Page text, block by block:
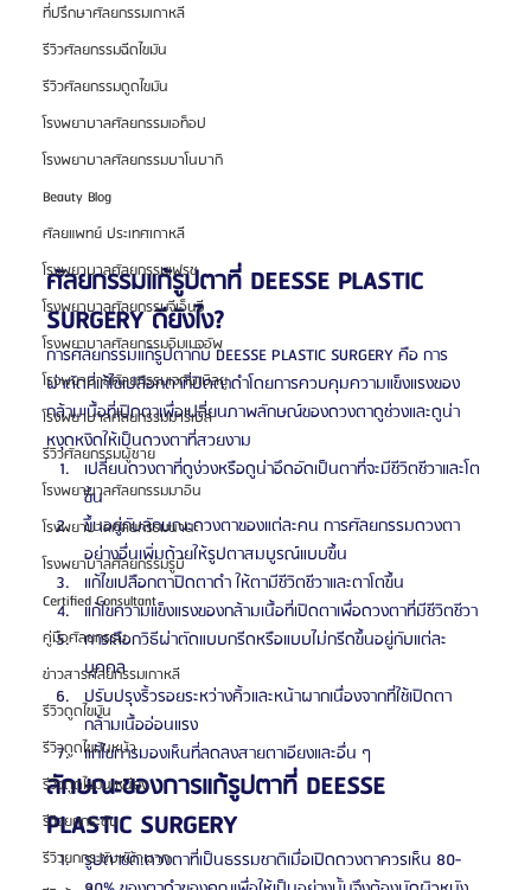
ที่ปรึกษาศัลยกรรมเกาหลี
รีวิวศัลยกรรมฉีดไขมัน
รีวิวศัลยกรรมดูดไขมัน
โรงพยาบาลศัลยกรรมเอท็อป
โรงพยาบาลศัลยกรรมบาโนบากิ
Beauty Blog
ศัลยแพทย์ ประเทศเกาหลี
โรงพยาบาลศัลยกรรมเฟรช
โรงพยาบาลศัลยกรรมจีเอ็นจี
โรงพยาบาลศัลยกรรมอิมเมจอัพ
โรงพยาบาลศัลยกรรมเจดับเบิลยู
โรงพยาบาลศัลยกรรมมาร์เบิ้ล
รีวิวศัลยกรรมผู้ชาย
โรงพยาบาลศัลยกรรมมาอิน
โรงพยาบาลศัลยกรรมนานะ
โรงพยาบาลศัลยกรรมรูบี
Certified Consultant
คู่มือศัลยกรรม
ข่าวสารศัลยกรรมเกาหลี
รีวิวดูดไขมัน
รีวิวดูดไขมันหน้า
รีวิวดูดไขมันเหนียง
รีวิวยกกระชับ
รีวิวยกกระชับหน้าผาก
ศัลยกรรมแก้รูปตาที่ DEESSE PLASTIC
SURGERY ดียังไง?
การศัลยกรรมแก้รูปตากับ DEESSE PLASTIC SURGERY คือ การ
ผ่าตัดที่เก้ไขเปลือกตาที่ปิดตาดำโดยการควบคุมความแข็งแรงของ
กล้ามเนื้อที่เปิดตาเพื่อเปลี่ยนภาพลักษณ์ของดวงตาดูช่วงและดูน่า
หงุดหงิดให้เป็นดวงตาที่สวยงาม
เปลี่ยนดวงตาที่ดูง่วงหรือดูน่าอึดอัดเป็นตาที่จะมีชีวิตชีวาและโต
ขึ้น
ขึ้นอยู่กับลักษณะดวงตาของแต่ละคน การศัลยกรรมดวงตา
อย่างอื่นเพิ่มด้วยให้รูปตาสมบูรณ์แบบขึ้น
แก้ไขเปลือกตาปิดตาดำ ให้ตามีชีวิตชีวาและตาโตขึ้น
แก้ไขความแข็งแรงของกล้ามเนื้อที่เปิดตาเพื่อดวงตาที่มีชีวิตชีวา
การเลือกวิธีผ่าตัดแบบกรีดหรือแบบไม่กรีดขึ้นอยู่กับแต่ละ
บุคคล
ปรับปรุงริ้วรอยระหว่างคิ้วและหน้าผากเนื่องจากที่ใช้เปิดตา
กล้ามเนื้ออ่อนแรง
แก้ไขการมองเห็นที่ลดลงสายตาเอียงและอื่น ๆ
ลักษณะของการแก้รูปตาที่ DEESSE
PLASTIC SURGERY
รูปตาชัด:ดวงตาที่เป็นธรรมชาติเมื่อเปิดดวงตาควรเห็น 80-